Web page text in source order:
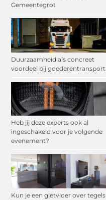
Gemeentegrot
Duurzaamheid als concreet
voordeel bij goederentransport
Heb jij deze experts ook al
ingeschakeld voor je volgende
evenement?
Kun je een gietvloer over tegels